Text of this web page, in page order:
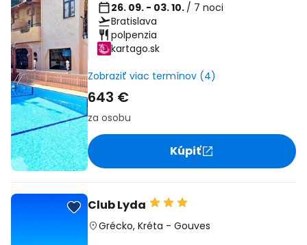
26. 09. - 03. 10. / 7 noci
Bratislava
polpenzia
kartago.sk
Zobraziť viac termínov (4)
643 €
za osobu
Kúpiť
Club Lyda
Grécko, Kréta - Gouves